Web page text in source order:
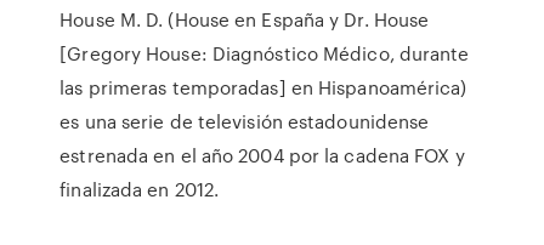
House M. D. (House en España y Dr. House
[Gregory House: Diagnóstico Médico, durante
las primeras temporadas] en Hispanoamérica)
es una serie de televisión estadounidense
estrenada en el año 2004 por la cadena FOX y
finalizada en 2012.